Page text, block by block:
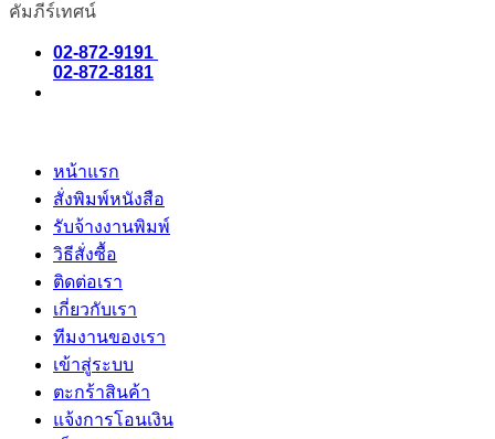
คัมภีร์เทศน์
02-872-9191
02-872-8181
หน้าแรก
สั่งพิมพ์หนังสือ
รับจ้างงานพิมพ์
วิธีสั่งซื้อ
ติดต่อเรา
เกี่ยวกับเรา
ทีมงานของเรา
เข้าสู่ระบบ
ตะกร้าสินค้า
แจ้งการโอนเงิน